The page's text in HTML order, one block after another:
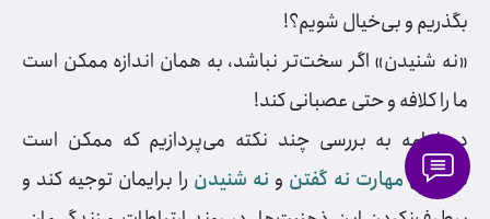
بگذریم و بی‌خیال شویم؟!
«نه شنیدن» اگر سخت‌تر نباشد، به همان اندازه ممکن است
ما را کلافه و حتی عصبانی کند!
در ادامه به بررسی چند نکته می‌پردازیم که ممکن است
نداشتنمهارت نه گفتن و نه شنیدن را برایمان توجیه کند و